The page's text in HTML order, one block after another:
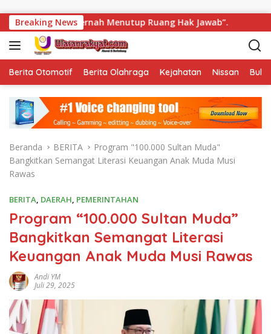
Breaking News
Menutup Ruang Hak Jawab”. Lapas
Berita Otomotif Berita Olahraga Kejahatan Nissan
Beranda BERITA
Program "100.000 Sultan Muda"
Bangkitkan Semangat Literasi Keuangan Anak Muda Musi
Rawas
BERITA, DAERAH, PEMERINTAHAN
Program “100.000 Sultan Muda”
Bangkitkan Semangat Literasi
Keuangan Anak Muda Musi Rawas
Andi YM
Juli 29, 2025